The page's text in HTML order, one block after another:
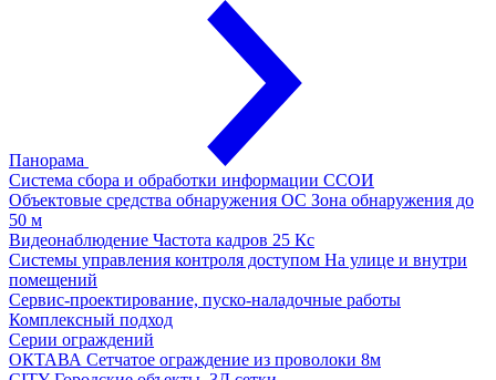
Панорама
Система сбора и обработки информации ССОИ
Объектовые средства обнаружения ОС Зона обнаружения до
50 м
Видеонаблюдение Частота кадров 25 Кс
Системы управления контроля доступом На улице и внутри
помещений
Сервис-проектирование, пуско-наладочные работы
Комплексный подход
Серии ограждений
ОКТАВА Сетчатое ограждение из проволоки 8м